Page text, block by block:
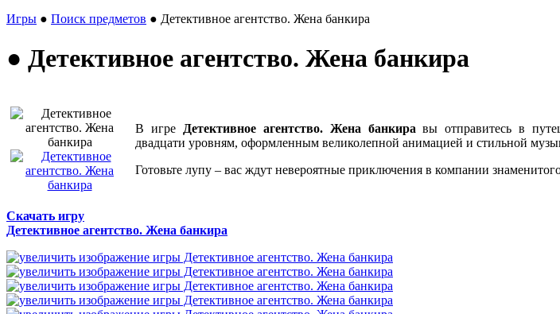
Игры ● Поиск предметов ● Детективное агентство. Жена банкира
● Детективное агентство. Жена банкира
В игре Детективное агентство. Жена банкира вы отправитесь в
двадцати уровням, оформленным великолепной анимацией и стильной
Готовьте лупу – вас ждут невероятные приключения в компании
Скачать игру
Детективное агентство. Жена банкира